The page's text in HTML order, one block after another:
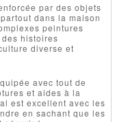
par des objets
dans la maison
peintures
histoires
diverse et
avec tout de
et aides à la
est excellent avec les
en sachant que les